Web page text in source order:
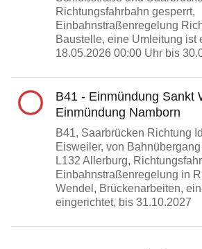
Richtungsfahrbahn gesperrt,
Einbahnstraßenregelung
Baustelle, eine Umleitung ist
18.05.2026 00:00 Uhr bis
B41 - Einmündung Sankt
Einmündung Namborn
B41, Saarbrücken Richtung
Eisweiler, von
L132 Allerburg,
Einbahnstraßenregelung in
Wendel, Brückenarbeiten,
eingerichtet, bis 31.10.2027